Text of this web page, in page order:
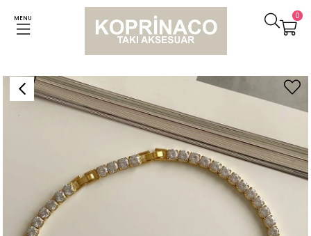
MENU 0
Kolyeler Özel Kaplama Gold Renk İri Taşlı Su Yolu Kolye (45 Cm)